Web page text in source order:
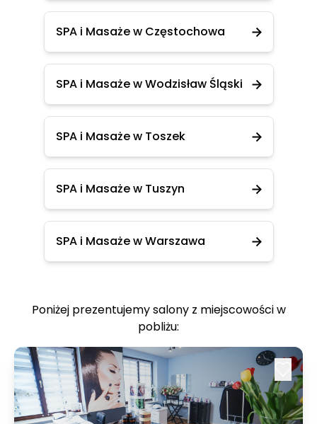
SPA i Masaże w Częstochowa
SPA i Masaże w Wodzisław Śląski
SPA i Masaże w Toszek
SPA i Masaże w Tuszyn
SPA i Masaże w Warszawa
Poniżej prezentujemy salony z miejscowości w
pobliżu: